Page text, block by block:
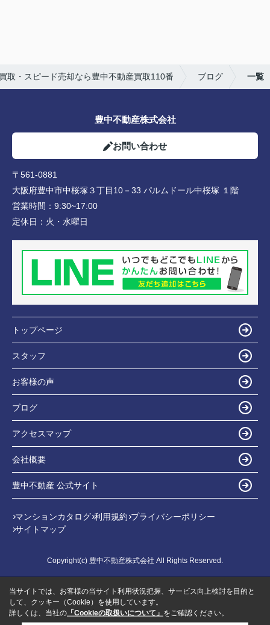
取・スピード売却なら豊中不動産買取110番 ブログ 一覧
豊中不動産株式会社
お問い合わせ
〒561-0881
大阪府豊中市中桜塚３丁目10－33 パルムドール中桜塚 １階
営業時間： 9:30~17:00
定休日： 火・水曜日
トップページ
スタッフ
お客様の声
ブログ
アクセスマップ
会社概要
豊中不動産 公式サイト
マンションカタログ 利用規約 プライバシーポリシー
サイトマップ
Copyright(c) 豊中不動産株式会社 All Rights Reserved.
当サイトでは、お客様の当サイト利用状況把握、サービス向上検討を目的と
して、クッキー（Cookie）を使用しています。
詳しくは、当社の 「Cookieの取扱いについて」 をご確認ください。